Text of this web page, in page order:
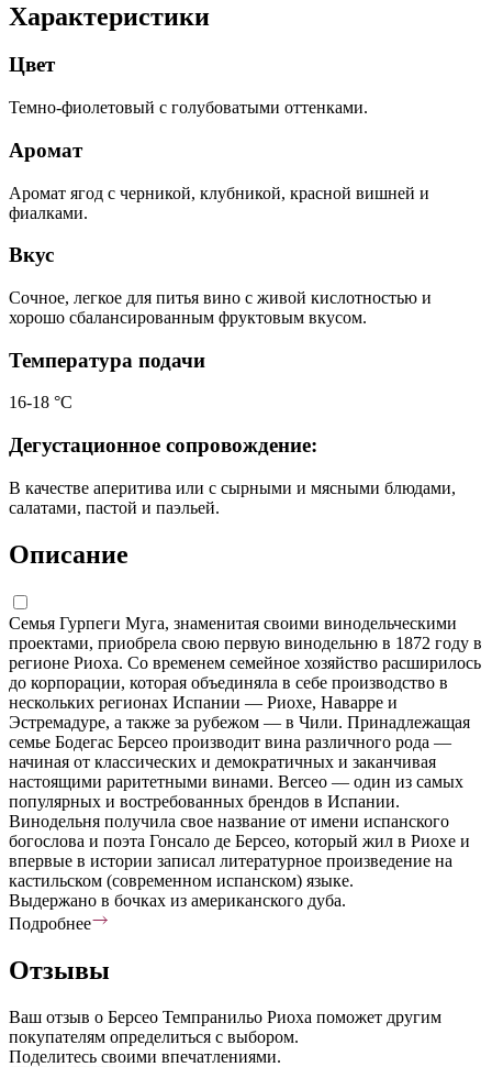
Характеристики
Цвет
Темно-фиолетовый с голубоватыми оттенками.
Аромат
Аромат ягод с черникой, клубникой, красной вишней и
фиалками.
Вкус
Сочное, легкое для питья вино с живой кислотностью и
хорошо сбалансированным фруктовым вкусом.
Температура подачи
16-18 °C
Дегустационное сопровождение:
В качестве аперитива или с сырными и мясными блюдами,
салатами, пастой и паэльей.
Описание
Семья Гурпеги Муга, знаменитая своими винодельческими
проектами, приобрела свою первую винодельню в 1872 году в
регионе Риоха. Со временем семейное хозяйство расширилось
до корпорации, которая объединяла в себе производство в
нескольких регионах Испании — Риохе, Наварре и
Эстремадуре, а также за рубежом — в Чили. Принадлежащая
семье Бодегас Берсео производит вина различного рода —
начиная от классических и демократичных и заканчивая
настоящими раритетными винами. Berceo — один из самых
популярных и востребованных брендов в Испании.
Винодельня получила свое название от имени испанского
богослова и поэта Гонсало де Берсео, который жил в Риохе и
впервые в истории записал литературное произведение на
кастильском (современном испанском) языке.
Выдержано в бочках из американского дуба.
Подробнее
Отзывы
Ваш отзыв о Берсео Темпранильо Риоха поможет другим
покупателям определиться с выбором.
Поделитесь своими впечатлениями.